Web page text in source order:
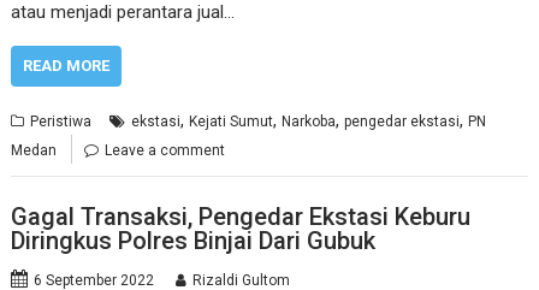
atau menjadi perantara jual…
READ MORE
Peristiwa ekstasi,Kejati Sumut,Narkoba,pengedar ekstasi,PN
Medan
Leave a comment
Gagal Transaksi, Pengedar Ekstasi Keburu
Diringkus Polres Binjai Dari Gubuk
6 September 2022 Rizaldi Gultom